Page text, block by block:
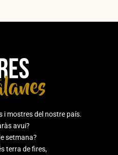
i mostres del nostre país.
avui?
setmana?
terra de fires,